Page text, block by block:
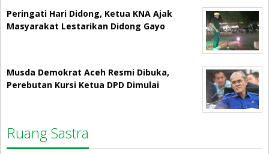
Peringati Hari Didong, Ketua KNA Ajak
Masyarakat Lestarikan Didong Gayo
Musda Demokrat Aceh Resmi Dibuka,
Perebutan Kursi Ketua DPD Dimulai
Ruang Sastra